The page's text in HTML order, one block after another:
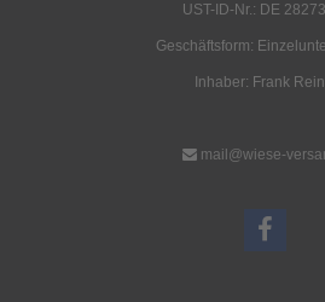
UST-ID-Nr.: DE
Geschäftsform:
Inhaber: Frank
mail@wiese-